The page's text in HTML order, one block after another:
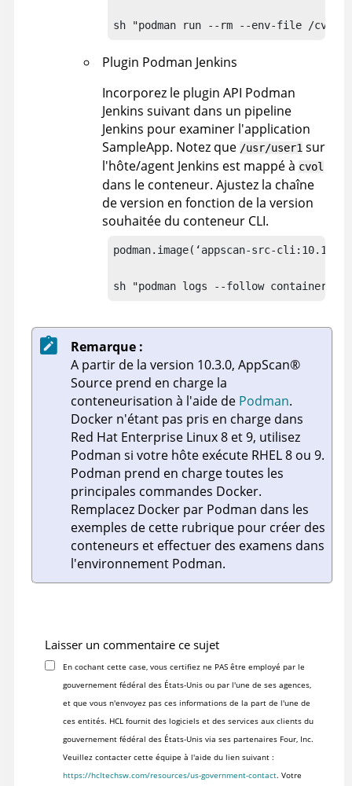
sh "podman run --rm --env-file /cvol/
Plugin Podman Jenkins
Incorporez le plugin API Podman
Jenkins suivant dans un pipeline
Jenkins pour examiner l'application
SampleApp. Notez que /usr/user1 sur
l'hôte/agent Jenkins est mappé à cvol
dans le conteneur. Ajustez la chaîne
de version en fonction de la version
souhaitée du conteneur CLI.
podman.image(‘appscan-src-cli: 10.11.0
sh "podman logs --follow container-
Remarque :
A partir de la version 10.3.0, AppScan®
Source prend en charge la
conteneurisation à l'aide de Podman.
Docker n'étant pas pris en charge dans
Red Hat Enterprise Linux 8 et 9, utilisez
Podman si votre hôte exécute RHEL 8 ou 9.
Podman prend en charge toutes les
principales commandes Docker.
Remplacez Docker par Podman dans les
exemples de cette rubrique pour créer des
conteneurs et effectuer des examens dans
l'environnement Podman.
Laisser un commentaire ce sujet
En cochant cette case, vous certifiez ne PAS être employé par le
gouvernement fédéral des États-Unis ou par l'une de ses agences,
et que vous n'envoyez pas ces informations de la part de l'une de
ces entités. HCL fournit des logiciels et des services aux clients du
gouvernement fédéral des États-Unis via ses partenaires Four, Inc.
Veuillez contacter cette équipe à l'aide du lien suivant :
https://hcltechsw.com/resources/us-government-contact. Votre